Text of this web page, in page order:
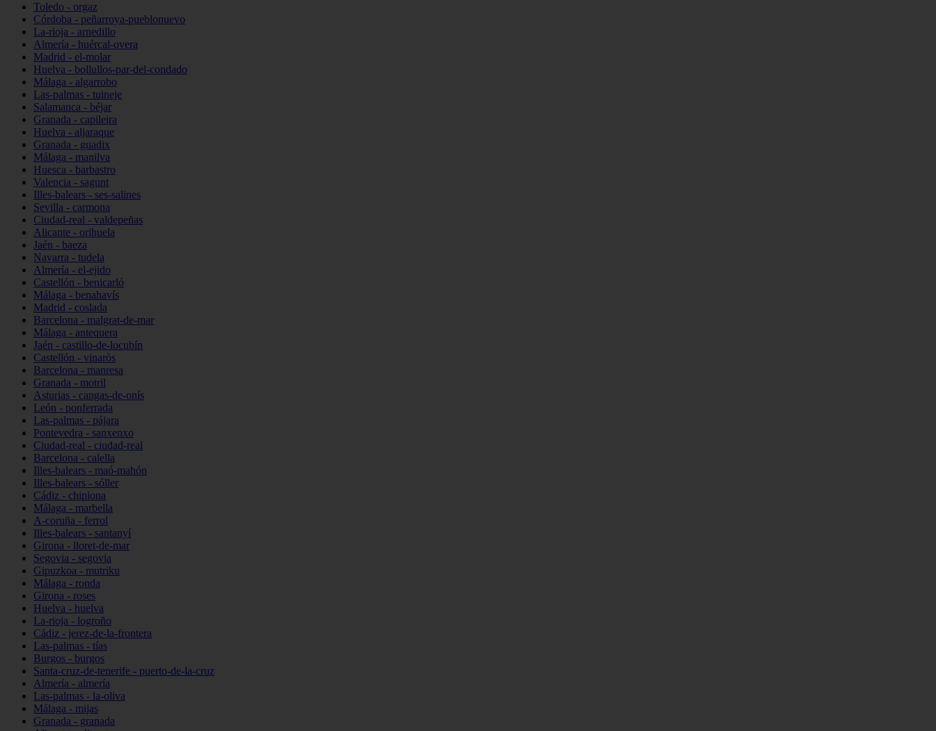
Toledo - orgaz
Córdoba - peñarroya-pueblonuevo
La-rioja - arnedillo
Almería - huércal-overa
Madrid - el-molar
Huelva - bollullos-par-del-condado
Málaga - algarrobo
Las-palmas - tuineje
Salamanca - béjar
Granada - capileira
Huelva - aljaraque
Granada - guadix
Málaga - manilva
Huesca - barbastro
Valencia - sagunt
Illes-balears - ses-salines
Sevilla - carmona
Ciudad-real - valdepeñas
Alicante - orihuela
Jaén - baeza
Navarra - tudela
Almería - el-ejido
Castellón - benicarló
Málaga - benahavís
Madrid - coslada
Barcelona - malgrat-de-mar
Málaga - antequera
Jaén - castillo-de-locubín
Castellón - vinaròs
Barcelona - manresa
Granada - motril
Asturias - cangas-de-onís
León - ponferrada
Las-palmas - pájara
Pontevedra - sanxenxo
Ciudad-real - ciudad-real
Barcelona - calella
Illes-balears - maó-mahón
Illes-balears - sóller
Cádiz - chipiona
Málaga - marbella
A-coruña - ferrol
Illes-balears - santanyí
Girona - lloret-de-mar
Segovia - segovia
Gipuzkoa - mutriku
Málaga - ronda
Girona - roses
Huelva - huelva
La-rioja - logroño
Cádiz - jerez-de-la-frontera
Las-palmas - tías
Burgos - burgos
Santa-cruz-de-tenerife - puerto-de-la-cruz
Almería - almería
Las-palmas - la-oliva
Málaga - mijas
Granada - granada